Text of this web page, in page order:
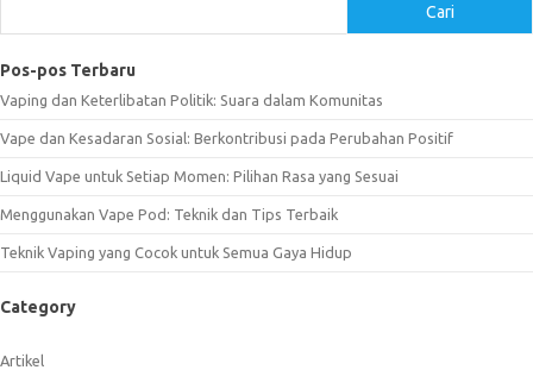
Cari
Pos-pos Terbaru
Vaping dan Keterlibatan Politik: Suara dalam Komunitas
Vape dan Kesadaran Sosial: Berkontribusi pada Perubahan Positif
Liquid Vape untuk Setiap Momen: Pilihan Rasa yang Sesuai
Menggunakan Vape Pod: Teknik dan Tips Terbaik
Teknik Vaping yang Cocok untuk Semua Gaya Hidup
Category
Artikel